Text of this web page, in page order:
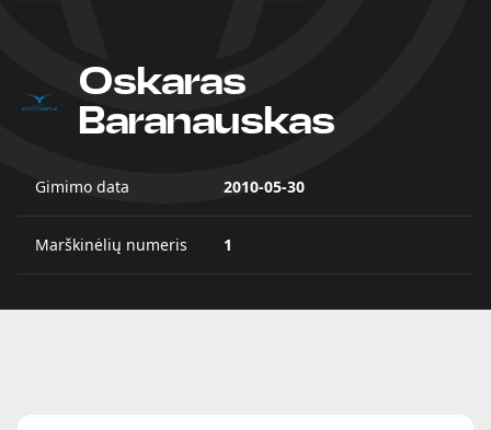
Oskaras
Baranauskas
Gimimo data 2010-05-30
Marškinėlių numeris 1